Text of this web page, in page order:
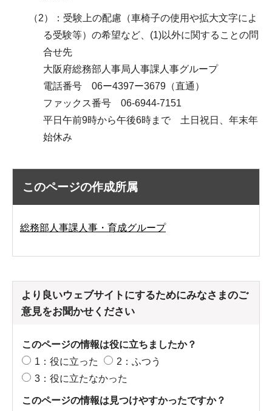
（2）：受験上の配慮（車椅子の使用や拡大文字によ
る受験等）の希望など、(1)以外に関することの問
合せ先
大阪府総務部人事局人事課人事グループ
電話番号 06ー4397ー3679（直通）
ファックス番号 06-6944-7151
平日午前9時から午後6時まで 土日祝日、年末年
始休み
このページの作成所属
総務部人事課人事・育成グループ
より良いウェブサイトにするためにみなさまのご
意見をお聞かせください
このページの情報は役に立ちましたか？
1：役に立った
2：ふつう
3：役に立たなかった
このページの情報は見つけやすかったですか？